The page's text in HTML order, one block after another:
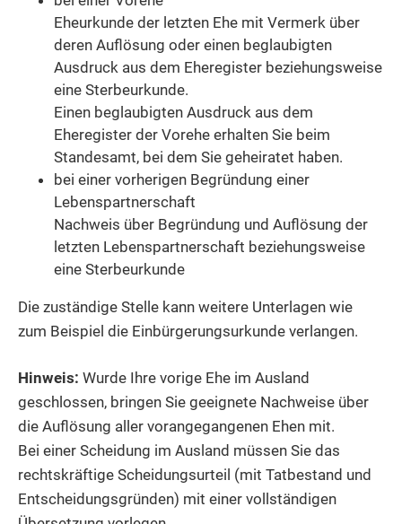
Eheurkunde der letzten Ehe mit Vermerk über
deren Auflösung oder einen beglaubigten
Ausdruck aus dem Eheregister beziehungsweise
eine Sterbeurkunde.
Einen beglaubigten Ausdruck aus dem
Eheregister der Vorehe erhalten Sie beim
Standesamt, bei dem Sie geheiratet haben.
bei einer vorherigen Begründung einer
Lebenspartnerschaft
Nachweis über Begründung und Auflösung der
letzten Lebenspartnerschaft beziehungsweise
eine Sterbeurkunde
Die zuständige Stelle kann weitere Unterlagen wie
zum Beispiel die Einbürgerungsurkunde verlangen.
Hinweis: Wurde Ihre vorige Ehe im Ausland
geschlossen, bringen Sie geeignete Nachweise über
die Auflösung aller vorangegangenen Ehen mit.
Bei einer Scheidung im Ausland müssen Sie das
rechtskräftige Scheidungsurteil (mit Tatbestand und
Entscheidungsgründen) mit einer vollständigen